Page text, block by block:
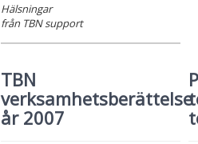
Hälsningar
från TBN support
TBN
verksamhetsberättelse
år 2007